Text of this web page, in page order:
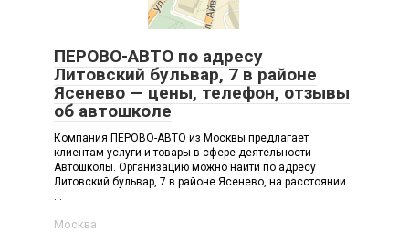
ПЕРОВО-АВТО по адресу
Литовский бульвар, 7 в районе
Ясенево — цены, телефон, отзывы
об автошколе
Компания ПЕРОВО-АВТО из Москвы предлагает
клиентам услуги и товары в сфере деятельности
Автошколы. Организацию можно найти по адресу
Литовский бульвар, 7 в районе Ясенево, на расстоянии
...
Москва